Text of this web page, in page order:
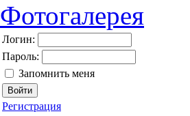
Фотогалерея
Логин:
Пароль:
Запомнить меня
Регистрация